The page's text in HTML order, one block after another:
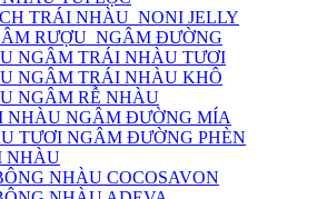
TRÁI NHÀU_NONI JELLY
RƯỢU_NGÂM ĐƯỜNG
NGÂM TRÁI NHÀU TƯƠI
NGÂM TRÁI NHÀU KHÔ
NGÂM RỄ NHÀU
NHÀU NGÂM ĐƯỜNG MÍA
TƯƠI NGÂM ĐƯỜNG PHÈN
NHÀU
NHÀU COCOSAVON